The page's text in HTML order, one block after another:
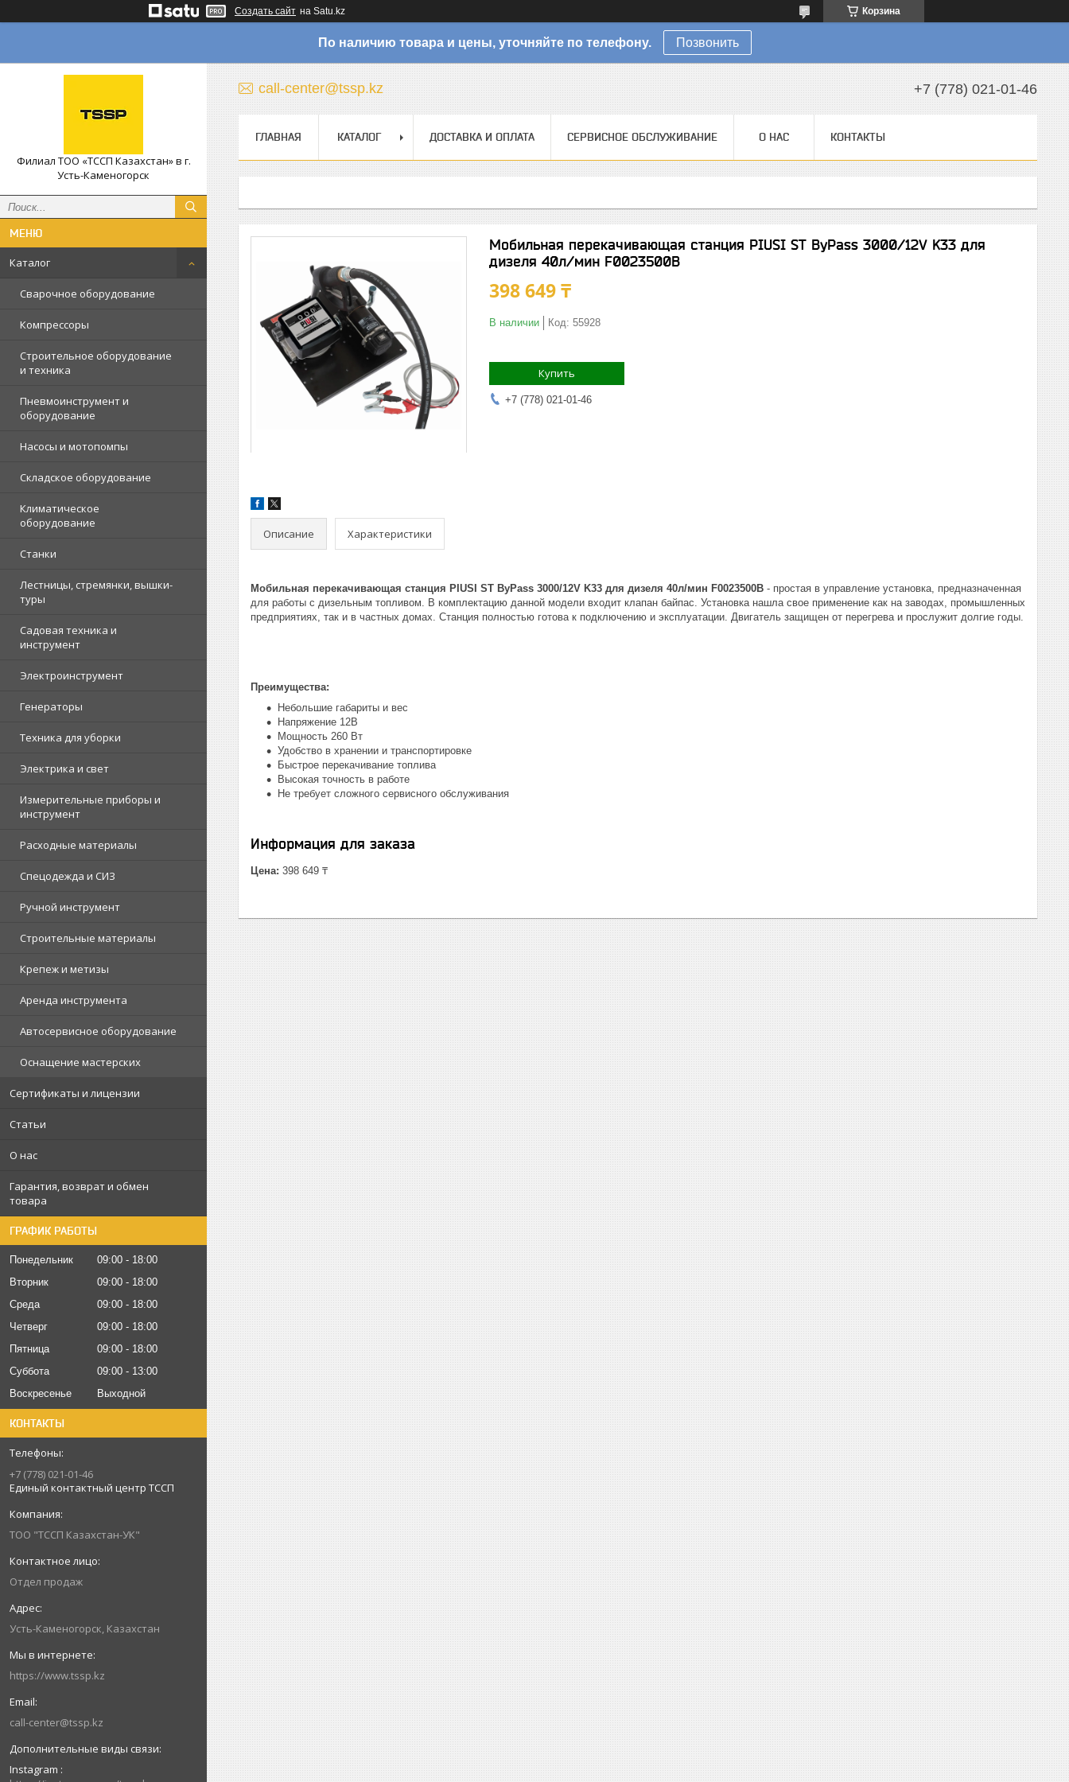
Создать сайт на Satu.kz Корзина
По наличию товара и цены, уточняйте по телефону. Позвонить
Филиал ТОО «ТССП Казахстан» в г.
Усть-Каменогорск
Каталог
Сварочное оборудование
Компрессоры
Строительное оборудование
и техника
Пневмоинструмент и
оборудование
Насосы и мотопомпы
Складское оборудование
Климатическое
оборудование
Станки
Лестницы, стремянки, вышки-
туры
Садовая техника и
инструмент
Электроинструмент
Генераторы
Техника для уборки
Электрика и свет
Измерительные приборы и
инструмент
Расходные материалы
Спецодежда и СИЗ
Ручной инструмент
Строительные материалы
Крепеж и метизы
Аренда инструмента
Автосервисное оборудование
Оснащение мастерских
Сертификаты и лицензии
Статьи
О нас
Гарантия, возврат и обмен
товара
ГРАФИК РАБОТЫ
Понедельник 09:00
18:00
Вторник
09:00
18:00
Среда
09:00
18:00
Четверг
09:00
18:00
Пятница
09:00
18:00
Суббота
09:00
13:00
Воскресенье
Выходной
КОНТАКТЫ
+7 (778) 021-01-46
Единый контактный центр ТССП
ТОО "ТССП Казахстан-УК"
Отдел продаж
Усть-Каменогорск, Казахстан
https://www.tssp.kz
call-center@tssp.kz
Instagram
call-center@tssp.kz +7 (778) 021-01-46
ГЛАВНАЯ КАТАЛОГ ДОСТАВКА И ОПЛАТА СЕРВИСНОЕ ОБСЛУЖИВАНИЕ О НАС КОНТАКТЫ
Мобильная перекачивающая станция PIUSI ST ByPass 3000/12V K33 для
дизеля 40л/мин F0023500B
398 649 ₸
В наличии Код: 55928
Купить
+7 (778) 021-01-46
Описание Характеристики
Мобильная перекачивающая станция PIUSI ST ByPass 3000/12V K33 для дизеля 40л/мин F0023500B - простая в управление установка, предназначенная
для работы с дизельным топливом. В комплектацию данной модели входит клапан байпас. Установка нашла свое применение как на заводах, промышленных
предприятиях, так и в частных домах. Станция полностью готова к подключению и эксплуатации. Двигатель защищен от перегрева и прослужит долгие годы.
Преимущества:
Небольшие габариты и вес
Напряжение 12В
Мощность 260 Вт
Удобство в хранении и транспортировке
Быстрое перекачивание топлива
Высокая точность в работе
Не требует сложного сервисного обслуживания
Информация для заказа
Цена: 398 649 ₸